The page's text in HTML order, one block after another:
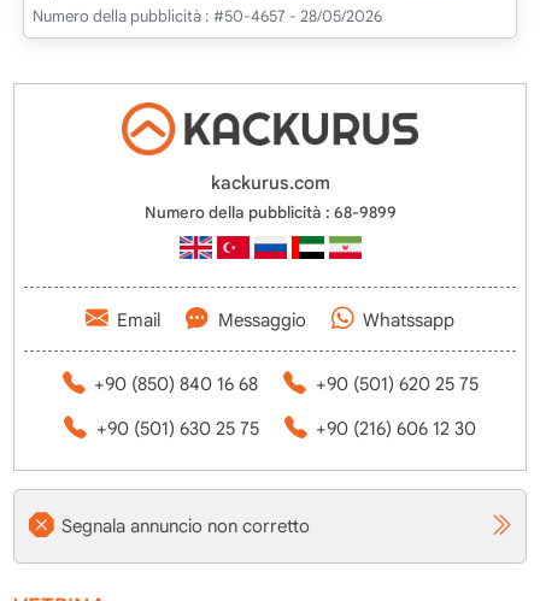
Numero della pubblicità : #50-4657 - 28/05/2026
kackurus.com
Numero della pubblicità : 68-9899
Email Messaggio Whatssapp
+90 (850) 840 16 68 +90 (501) 620 25 75
+90 (501) 630 25 75 +90 (216) 606 12 30
Segnala annuncio non corretto